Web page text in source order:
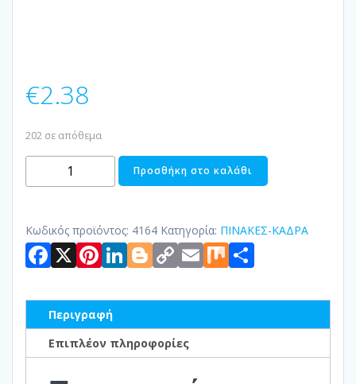
€2.38
202 σε απόθεμα
ΠΙΝΑΚΑΣ
ΚΑΜΒΑΣ
ποσότητα
Προσθήκη στο καλάθι
Κωδικός προϊόντος: 4164 Κατηγορία: ΠΙΝΑΚΕΣ-ΚΑΔΡΑ
Facebook
X Pinterest
LinkedIn
Blogger
Copy
Link
Email
Mix
Περιγραφή
Επιπλέον πληροφορίες